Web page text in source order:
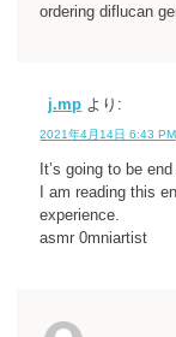
ordering diflucan
j.mp より:
2021年4月14日 6:43 PM
It’s going to be
I am reading this
experience.
asmr 0mniartist